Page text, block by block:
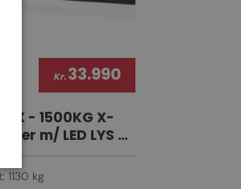
Kr.33.990
X - 1500KG X-
m/ LED LYS &
1130 kg